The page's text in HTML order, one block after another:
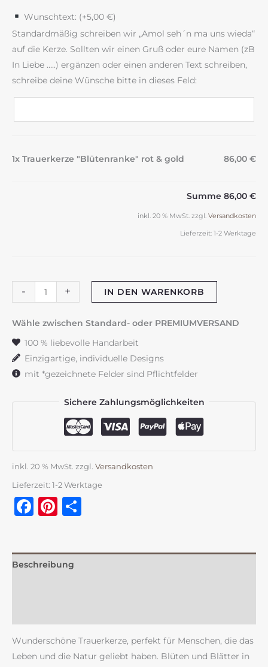
Wunschtext: (+5,00 €)
Standardmäßig schreiben wir „Amol seh´n ma uns wieda“
auf die Kerze. Sollten wir einen Gruß oder eure Namen (zB
In Liebe …..) ergänzen oder einen anderen Text schreiben,
schreibe deine Wünsche bitte in dieses Feld:
1x Trauerkerze "Blütenranke" rot & gold 86,00 €
Summe 86,00 €
inkl. 20 % MwSt. zzgl. Versandkosten
Lieferzeit: 1-2 Werktage
-
Trauerkerze
"Blütenranke"
rot
+ IN DEN WARENKORB
Wähle zwischen Standard- oder PREMIUMVERSAND
100 % liebevolle Handarbeit
Einzigartige, individuelle Designs
mit *gezeichnete Felder sind Pflichtfelder
Sichere Zahlungsmöglichkeiten
inkl. 20 % MwSt. zzgl. Versandkosten
Lieferzeit: 1-2 Werktage
Facebook
Pinterest
Beschreibung
Wunderschöne Trauerkerze, perfekt für Menschen, die das
Leben und die Natur geliebt haben. Blüten und Blätter in